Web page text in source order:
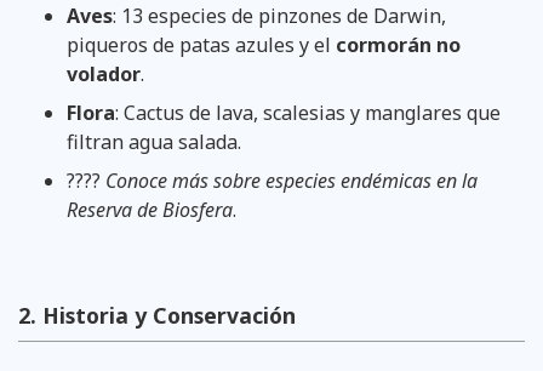
Aves: 13 especies de pinzones de Darwin,
piqueros de patas azules y el cormorán no
volador.
Flora: Cactus de lava, scalesias y manglares que
filtran agua salada.
???? Conoce más sobre especies endémicas en la
Reserva de Biosfera.
2. Historia y Conservación